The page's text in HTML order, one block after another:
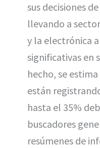
sus decisiones
llevando a
y la electrónica
significativas en
hecho, se
están
hasta el 35%
buscadores
resúmenes de